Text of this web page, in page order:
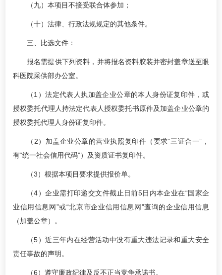
（九）本项目不接受联合体参加；
（十）法律、行政法规规定的其他条件。
三、比选文件：
报名需提供下列资料，并将报名资料胶装并密封盖章送至眼
科医院采供部办公室。
（1）法定代表人执加盖企业公章的本人身份证复印件，或
授权委托代理人持法定代表人授权委托书原件及加盖企业公章的
授权委托代理人身份证复印件。
（2）加盖企业公章的营业执照复印件（要求“三证合一”，
有“统一社会信用代码”）及资质证书复印件。
（3）根据本项目要求提供报价单。
（4）企业需打印递交文件截止日前5日内本企业在“国家企
业信用信息网”或“北京市企业信用信息网”查询的企业信用信息
（加盖公章）。
（5）近三年内在经营活动中没有重大违法记录和重大安全
责任事故的声明。
（6）遵守廉政纪律及反不正当竞争承诺书。